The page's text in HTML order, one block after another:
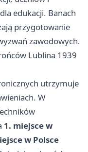
edukacji. Banach
przygotowanie
zawodowych.
Lublina 1939
utrzymuje
W
1. miejsce w
w Polsce